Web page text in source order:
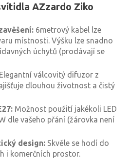
AZzardo Ziko
6metrový kabel lze
místnosti. Výšku lze snadno
úchytů (prodávají se
Elegantní válcovitý difuzor z
dlouhou životnost a čistý
Možnost použití jakékoli LED
dle vašeho přání (žárovka není
design: Skvěle se hodí do
i komerčních prostor.